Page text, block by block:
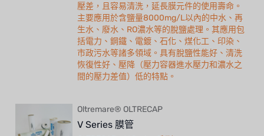
壓差，且容易清洗，延長膜元件的使用壽命。
主要應用於含鹽量8000mg/L以內的中水、再
生水、廢水、RO濃水等的脫鹽處理。其應用包
括電力、鋼鐵、電鍍、石化、煤化工、印染、
市政污水等諸多領域。具有脫鹽性能好、清洗
恢復性好、壓降（壓力容器進水壓力和濃水之
間的壓力差值）低的特點。
Oltremare® OLTRECAP
V Series 膜管